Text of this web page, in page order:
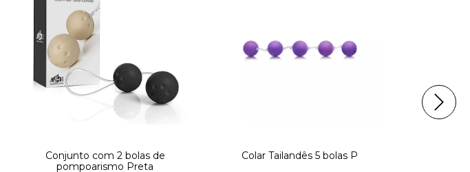
Conjunto com 2 bolas de
pompoarismo Preta
Colar Tailandês 5 bolas P